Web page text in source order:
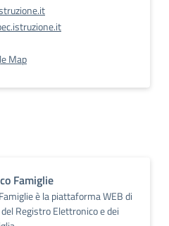
Map
Famiglie
è la piattaforma WEB di
Registro Elettronico e dei